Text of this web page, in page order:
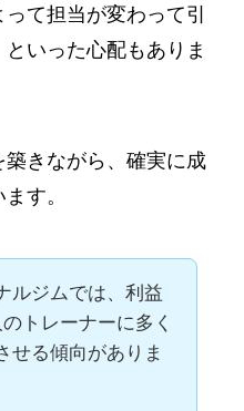
て担当が変わって引
いった心配もありま
築きながら、確実に成
す。
ルジムでは、利益
トレーナーに多く
せる傾向がありま